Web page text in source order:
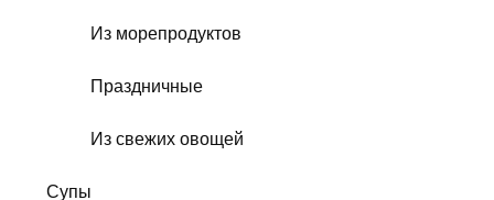
Из морепродуктов
Праздничные
Из свежих овощей
Супы